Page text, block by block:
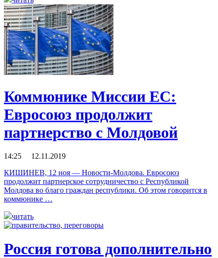
Коммюнике Миссии ЕС:
Евросоюз продолжит
партнерство с Молдовой
14:25 12.11.2019
КИШИНЕВ, 12 ноя — Новости-Молдова. Евросоюз
продолжит партнерское сотрудничество с Республикой
Молдова во благо граждан республики. Об этом говорится в
коммюнике …
читать
Россия готова дополнительно